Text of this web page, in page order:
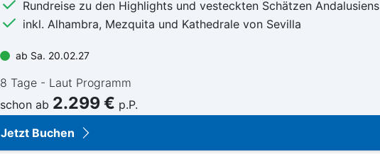
Rundreise zu den Highlights und vesteckten Schätzen Andalusiens
inkl. Alhambra, Mezquita und Kathedrale von Sevilla
ab Sa. 20.02.27
8 Tage - Laut Programm
schon ab 2.299 € p.P.
Jetzt Buchen